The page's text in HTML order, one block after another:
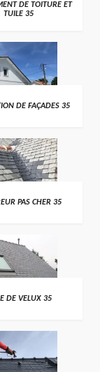
DE TOITURE ET
TUILE 35
DE FAÇADES 35
PAS CHER 35
DE VELUX 35